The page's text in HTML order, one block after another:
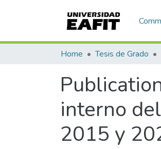
Home Tesis de Grado
interno
2015 y